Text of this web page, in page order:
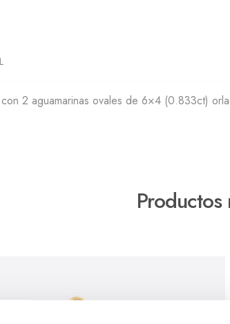
2 aguamarinas ovales de 6×4 (0.833ct)